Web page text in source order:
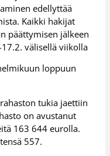
edellyttää
Kaikki hakijat
päättymisen jälkeen
välisellä viikolla
loppuun
tukia jaettiin
on avustanut
163 644 eurolla.
557.